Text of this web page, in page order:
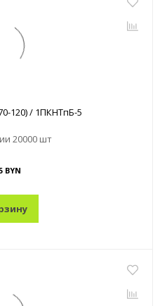
120) / 1ПКНТпБ-5
20000 шт
BYN